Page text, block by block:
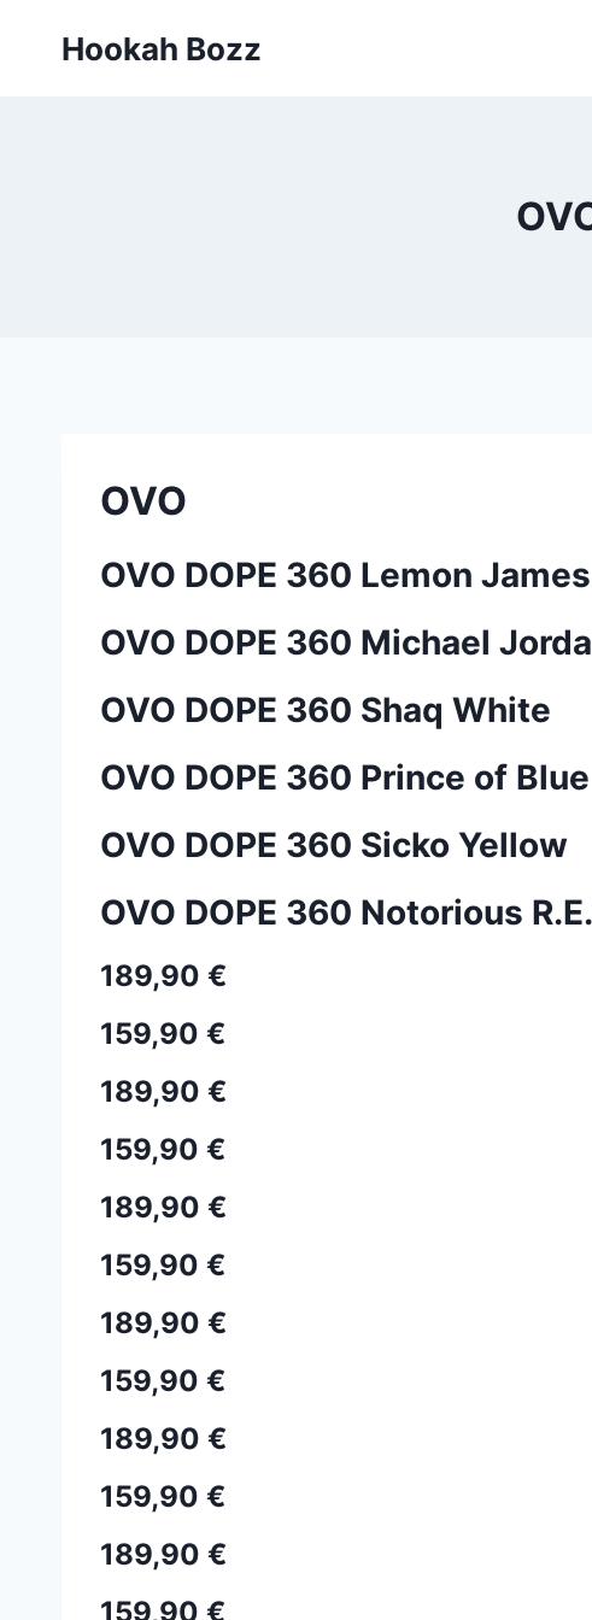
Hookah Bozz
OVO
OVO DOPE 360 Lemon James
OVO DOPE 360 Michael
OVO DOPE 360 Shaq White
OVO DOPE 360 Prince of
OVO DOPE 360 Sicko Yellow
OVO DOPE 360 Notorious
189,90 €
159,90 €
189,90 €
159,90 €
189,90 €
159,90 €
189,90 €
159,90 €
189,90 €
159,90 €
189,90 €
159,90 €